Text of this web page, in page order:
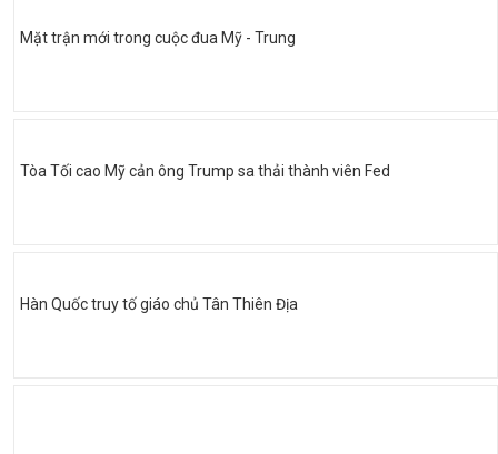
Mặt trận mới trong cuộc đua Mỹ - Trung
Tòa Tối cao Mỹ cản ông Trump sa thải thành viên Fed
Hàn Quốc truy tố giáo chủ Tân Thiên Địa